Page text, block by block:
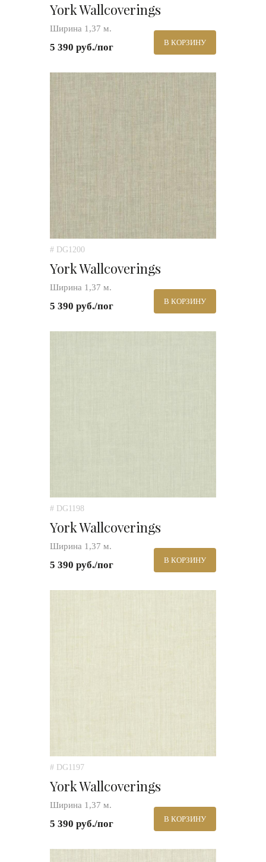
York Wallcoverings
Ширина 1,37 м.
5 390 руб./пог В КОРЗИНУ
# DG1200
York Wallcoverings
Ширина 1,37 м.
5 390 руб./пог В КОРЗИНУ
# DG1198
York Wallcoverings
Ширина 1,37 м.
5 390 руб./пог В КОРЗИНУ
# DG1197
York Wallcoverings
Ширина 1,37 м.
5 390 руб./пог В КОРЗИНУ